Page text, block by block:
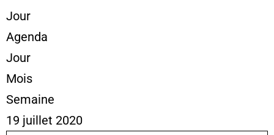
Jour
Agenda
Jour
Mois
Semaine
19 juillet 2020